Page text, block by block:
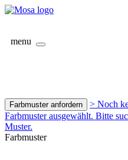
menu
Farbmuster anfordern
> Noch
Farbmuster ausgewählt. Bitte
Muster.
Farbmuster